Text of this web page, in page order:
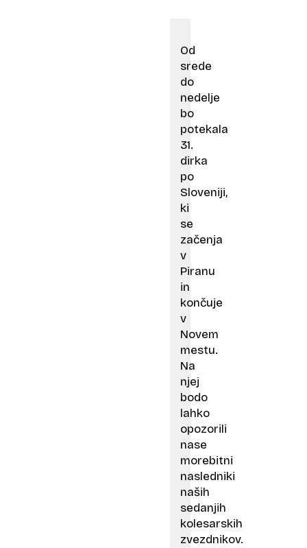
Od
srede
do
nedelje
bo
potekala
31.
dirka
po
Sloveniji,
ki
se
začenja
v
Piranu
in
končuje
v
Novem
mestu.
Na
njej
bodo
lahko
opozorili
nase
morebitni
nasledniki
naših
sedanjih
kolesarskih
zvezdnikov.